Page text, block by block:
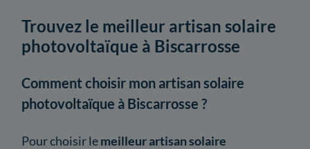
Trouvez le meilleur artisan solaire
photovoltaïque à Biscarrosse
Comment choisir mon artisan solaire
photovoltaïque à Biscarrosse ?
Pour choisir lemeilleur artisan solaire